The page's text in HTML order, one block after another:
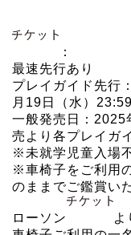
：
最速先行あり
プレイガイド先行
月19日（水）23:59
一般発売日：
売より各プレイガ
※未就学児童入場
※車椅子をご利用
のままでご鑑賞い
ローソン
よ